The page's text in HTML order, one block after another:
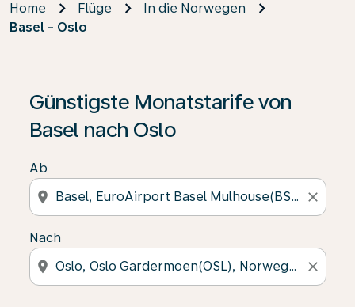
Home Flüge
In die Norwegen
Basel - Oslo
Günstigste Monatstarife von
Basel nach Oslo
Ab
location_on close
Nach
location_on close